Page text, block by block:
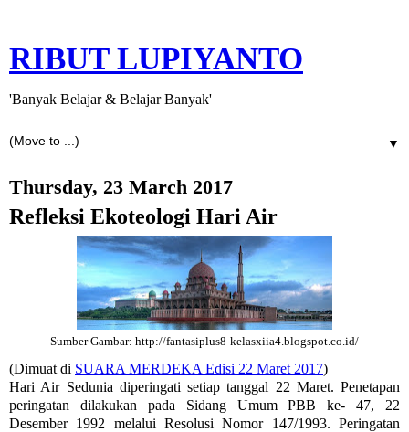
RIBUT LUPIYANTO
'Banyak Belajar & Belajar Banyak'
▼
Thursday, 23 March 2017
Refleksi Ekoteologi Hari Air
Sumber Gambar: http://fantasiplus8-kelasxiia4.blogspot.co.id/
(Dimuat di SUARA MERDEKA Edisi 22 Maret 2017)
Hari Air Sedunia diperingati setiap tanggal 22 Maret. Penetapan
peringatan dilakukan pada Sidang Umum PBB ke- 47, 22
Desember 1992 melalui Resolusi Nomor 147/1993. Peringatan